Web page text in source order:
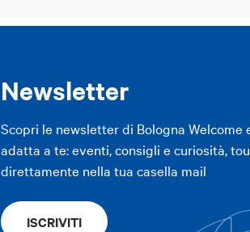
Newsletter
Scopri le newsletter di Bologna Welcome
adatta a te: eventi, consigli e curiosità,
direttamente nella tua casella mail
ISCRIVITI